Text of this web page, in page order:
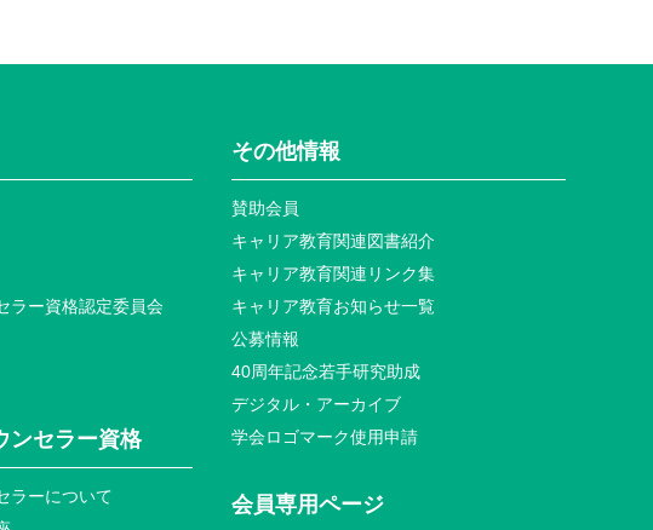
ラー資格認定委員会
ンセラー資格
ラーについて
その他情報
賛助会員
キャリア教育関連図書紹介
キャリア教育関連リンク集
キャリア教育お知らせ⼀覧
公募情報
40周年記念若⼿研究助成
デジタル・アーカイブ
学会ロゴマーク使⽤申請
会員専⽤ページ